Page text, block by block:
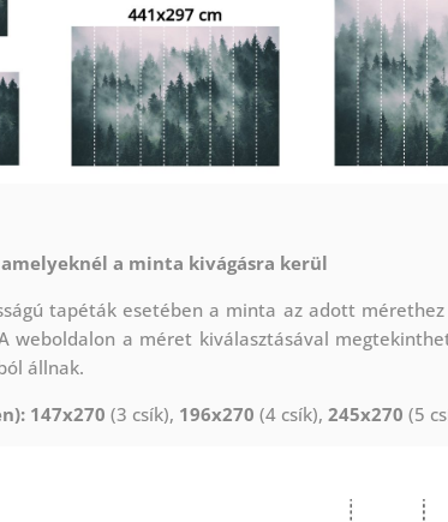
a minta kivágásra kerül
tapéták esetében a minta az adott
weboldalon a méret kiválasztásával
állnak.
147x270 (3 csík), 196x270 (4 csík), 245x270 (5